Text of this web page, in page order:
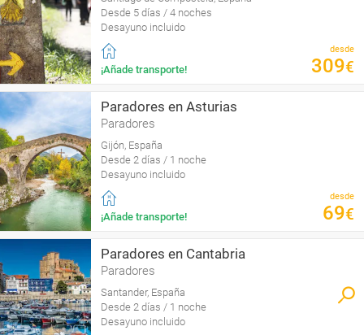
Desde 5 días / 4 noches
Desayuno incluido
¡Añade transporte!
desde
309€
Paradores en Asturias
Paradores
Gijón, España
Desde 2 días / 1 noche
Desayuno incluido
¡Añade transporte!
desde
69€
Paradores en Cantabria
Paradores
Santander, España
Desde 2 días / 1 noche
Desayuno incluido